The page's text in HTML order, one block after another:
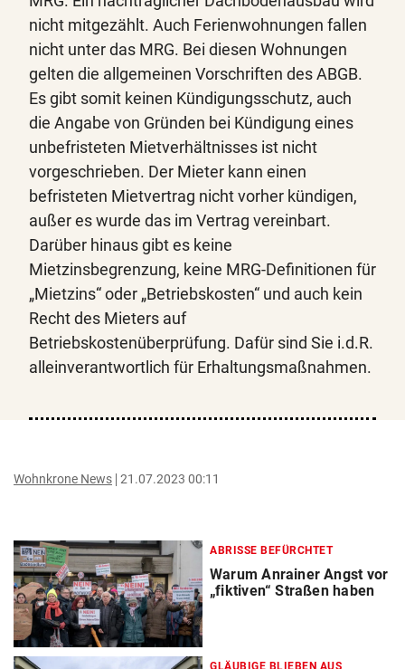
nicht mitgezählt. Auch Ferienwohnungen fallen
nicht unter das MRG. Bei diesen Wohnungen
gelten die allgemeinen Vorschriften des ABGB.
Es gibt somit keinen Kündigungsschutz, auch
die Angabe von Gründen bei Kündigung eines
unbefristeten Mietverhältnisses ist nicht
vorgeschrieben. Der Mieter kann einen
befristeten Mietvertrag nicht vorher kündigen,
außer es wurde das im Vertrag vereinbart.
Darüber hinaus gibt es keine
Mietzinsbegrenzung, keine MRG-Definitionen für
„Mietzins“ oder „Betriebskosten“ und auch kein
Recht des Mieters auf
Betriebskostenüberprüfung. Dafür sind Sie i.d.R.
alleinverantwortlich für Erhaltungsmaßnahmen.
Wohnkrone News 21.07.2023 00:11
ABRISSE BEFÜRCHTET
Warum Anrainer Angst vor
„fiktiven“ Straßen haben
GLÄUBIGE BLIEBEN AUS